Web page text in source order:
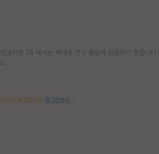
공이면 TA 해서는 제대로 연구 활동에 집중하기 힘듭니
…
인이 필요합니다. 로그인하기